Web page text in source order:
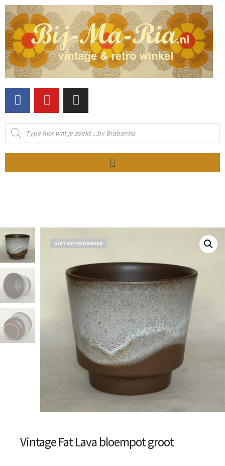
NIET OP VOORRAAD
Vintage Fat Lava bloempot groot